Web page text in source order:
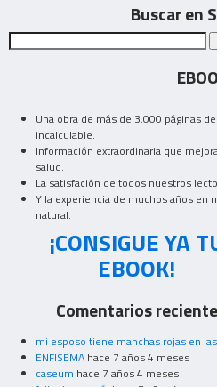
Buscar en
Una obra de más de 3.000 páginas
incalculable.
Información extraordinaria que
salud.
La satisfación de todos nuestros
Y la experiencia de muchos años en
natural.
¡CONSIGUE YA
EBOOK!
Comentarios
mi esposo tiene manchas rojas en
ENFISEMA hace 7 años 4 meses
caseum hace 7 años 4 meses